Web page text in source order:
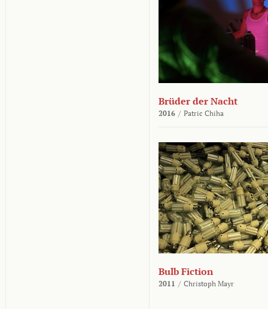
Brüder der Nacht
2016 / Patric Chiha
Bulb Fiction
2011 / Christoph Mayr